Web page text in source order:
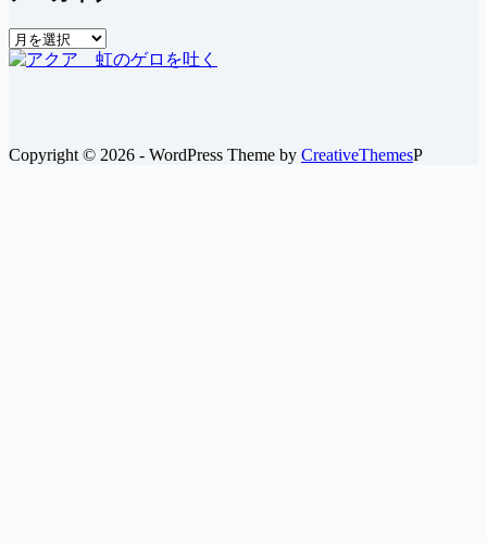
ア
ー
Copyright © 2026 - WordPress Theme by CreativeThemesP